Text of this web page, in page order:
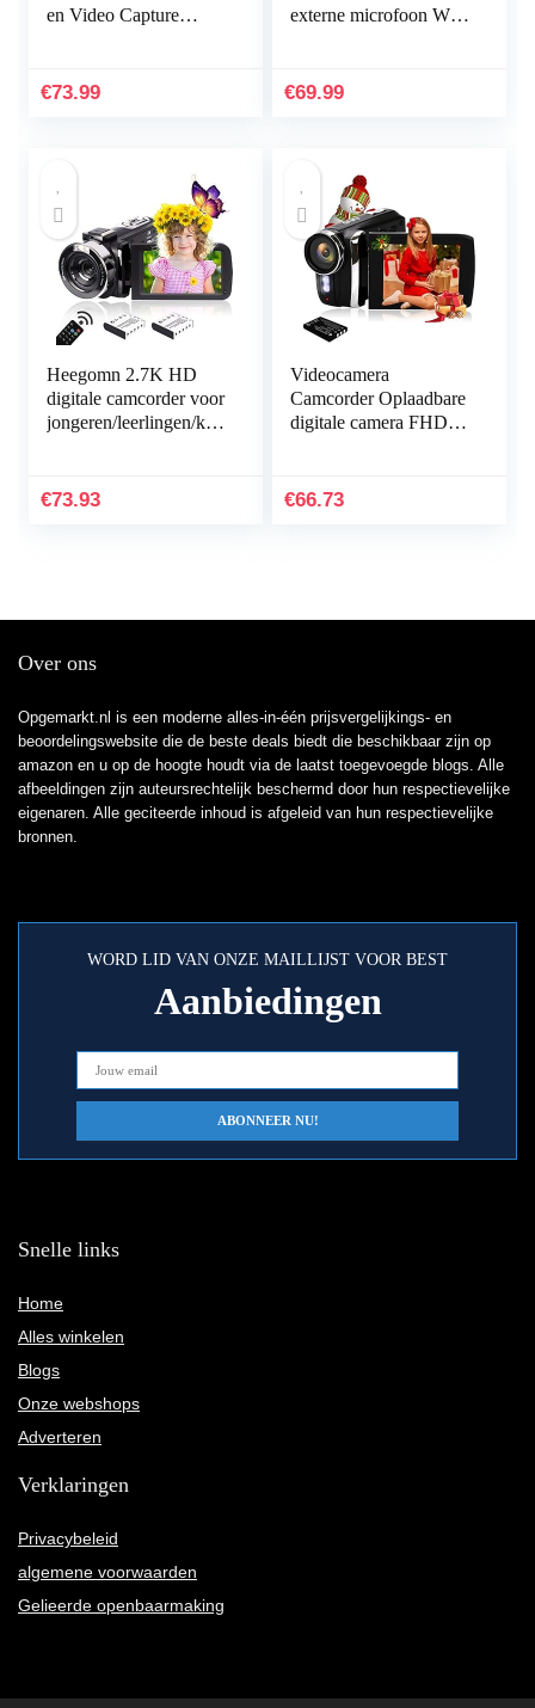
en Video Capture
TFT-scherm, 3,0 inch
€73.99
externe microfoon WiFi
helmcamera 40M 2,0
€69.99
Heegomn 2.7K HD
digitale camcorder voor
jongeren/leerlingen/kin
voor YouTube…
€73.93
Videocamera
Camcorder Oplaadbare
digitale camera FHD
scherm Camcorder
€66.73
Over ons
Opgemarkt.nl is een moderne alles-in-één prijsvergelijkings- en
beoordelingswebsite die de beste deals biedt die beschikbaar zijn op
amazon en u op de hoogte houdt via de laatst toegevoegde blogs. Alle
afbeeldingen zijn auteursrechtelijk beschermd door hun respectievelijke
eigenaren. Alle geciteerde inhoud is afgeleid van hun respectievelijke
bronnen.
WORD LID VAN ONZE MAILLIJST VOOR BEST
Aanbiedingen
Snelle links
Home
Alles winkelen
Blogs
Onze webshops
Adverteren
Verklaringen
Privacybeleid
algemene voorwaarden
Gelieerde openbaarmaking